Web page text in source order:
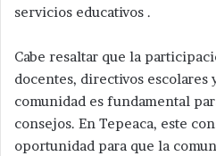
servicios educativos .
Cabe resaltar que la
docentes, directivos escolares
comunidad es fundamental
consejos. En Tepeaca, este
oportunidad para que la